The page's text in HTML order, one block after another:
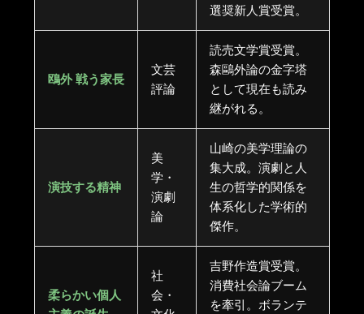
選奨新人賞受賞。
鴎外 戦う家長
文芸
評論
読売文学賞受賞。
森鷗外論の金字塔
として現在も読み
継がれる。
演技する精神
美
学・
演劇
論
山崎の美学理論の
集大成。演劇と人
生の哲学的関係を
体系化した学術的
傑作。
柔らかい個人
社
会・
吉野作造賞受賞。
消費社会論ブーム
を牽引。ボランテ